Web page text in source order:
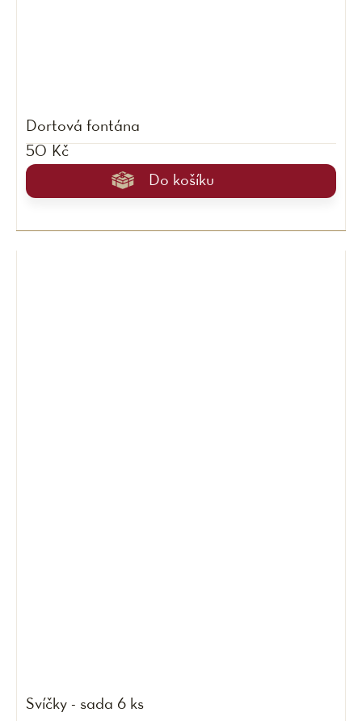
Dortová fontána
50 Kč
Do košíku
Svíčky - sada 6 ks